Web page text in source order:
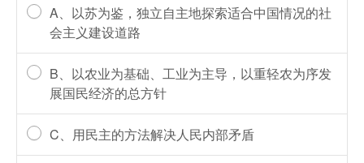
A、以苏为鉴，独立自主地探索适合中国情况的社
会主义建设道路
B、以农业为基础、工业为主导，以重轻农为序发
展国民经济的总方针
C、用民主的方法解决人民内部矛盾